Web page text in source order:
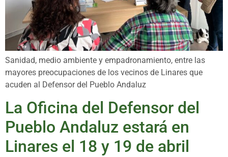
Sanidad, medio ambiente y empadronamiento, entre las
mayores preocupaciones de los vecinos de Linares que
acuden al Defensor del Pueblo Andaluz
La Oficina del Defensor del
Pueblo Andaluz estará en
Linares el 18 y 19 de abril